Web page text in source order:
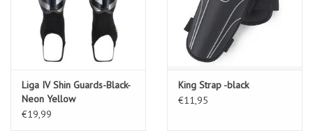
Liga IV Shin Guards-Black-
Neon Yellow
€19,99
King Strap -black
€11,95